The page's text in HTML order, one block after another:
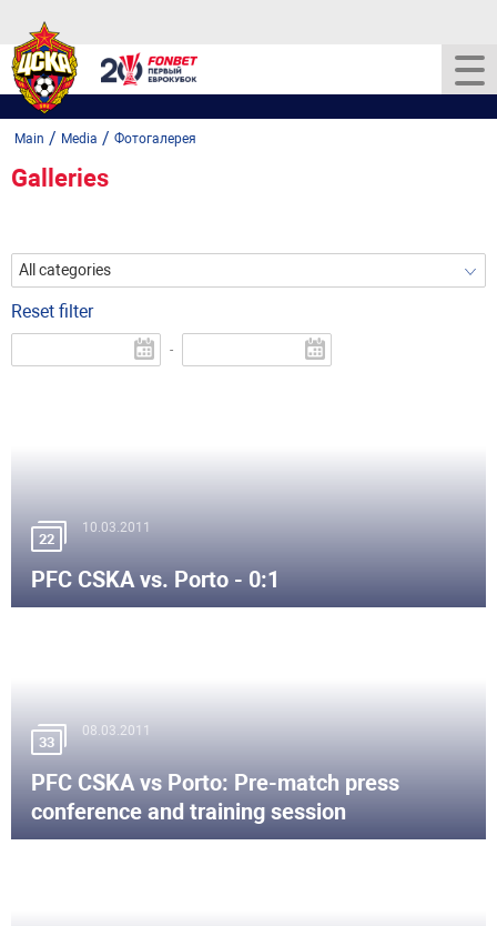
Main / Media / Фотогалерея
Galleries
All categories
Reset filter
-
22
10.03.2011
PFC CSKA vs. Porto - 0:1
33
08.03.2011
PFC CSKA vs Porto: Pre-match press
conference and training session